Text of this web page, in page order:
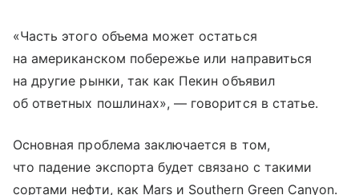
«Часть этого объема может остаться
на американском побережье или направиться
на другие рынки, так как Пекин объявил
об ответных пошлинах», — говорится в статье.
Основная проблема заключается в том,
что падение экспорта будет связано с такими
сортами нефти, как Mars и Southern Green Canyon.